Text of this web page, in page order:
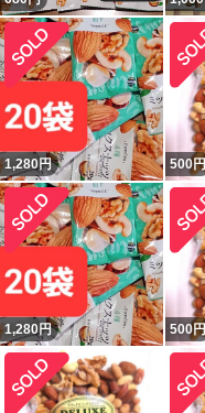
1,280円 500円
1,280円 500円